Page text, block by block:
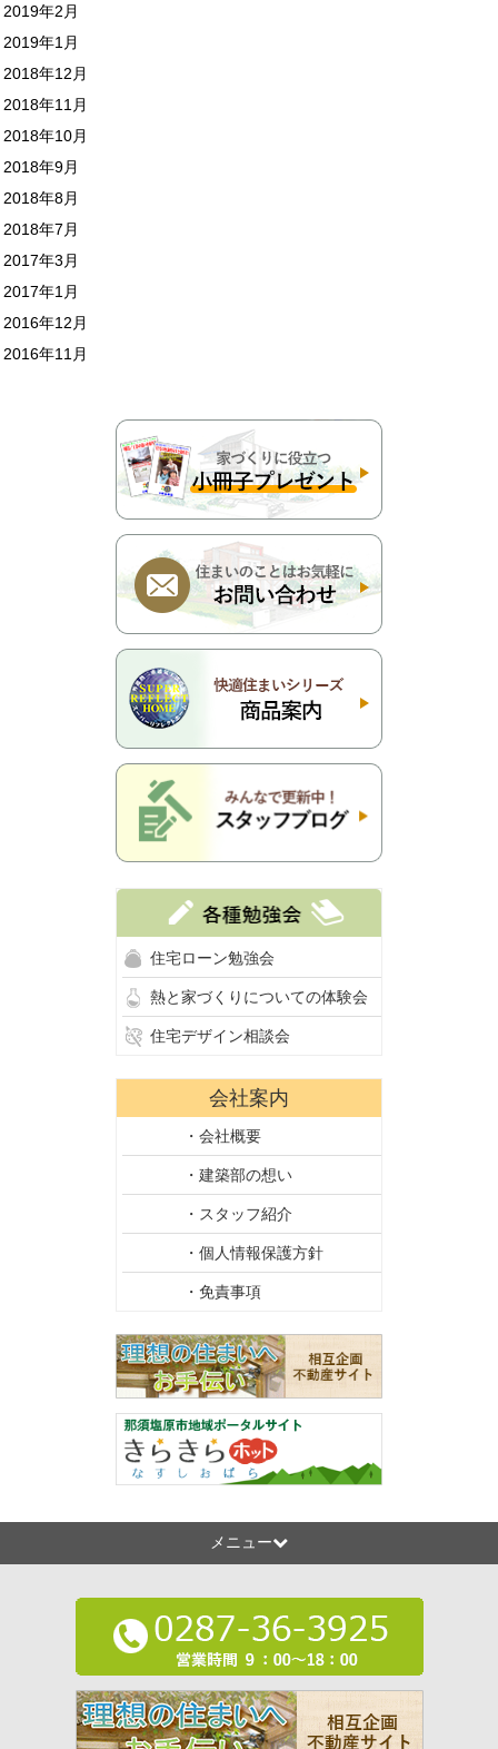
2019年2月
2019年1月
2018年12月
2018年11月
2018年10月
2018年9月
2018年8月
2018年7月
2017年3月
2017年1月
2016年12月
2016年11月
住宅ローン勉強会
熱と家づくりについての体験会
住宅デザイン相談会
会社案内
・会社概要
・建築部の想い
・スタッフ紹介
・個人情報保護方針
・免責事項
メニュー